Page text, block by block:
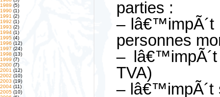
1989 (5)
1990 (1)
1991 (2)
1992 (1)
1993 (2)
1994 (1)
1995 (4)
1996 (12)
1997 (24)
1998 (13)
1999 (7)
2000 (7)
2001 (12)
2002 (10)
2003 (19)
2004 (11)
2005 (10)
parties :
– lâ€™impÃ´t
personnes
–
TVA)
– lâ€™impÃ´t